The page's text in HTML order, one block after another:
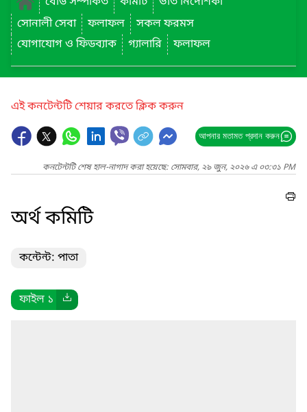
সোনালী সেবা
ফলাফল
সকল ফরমস
যোগাযোগ ও ফিডব্যাক
গ্যালারি ফলাফল
এই কনটেন্টটি শেয়ার করতে ক্লিক করুন
আপনার মতামত প্রদান করুন
কনটেন্টটি শেষ হাল-নাগাদ করা হয়েছে: সোমবার, ২৯ জুন, ২০২৬ এ ০৩:৩১ PM
অর্থ কমিটি
কন্টেন্ট: পাতা
ফাইল ১